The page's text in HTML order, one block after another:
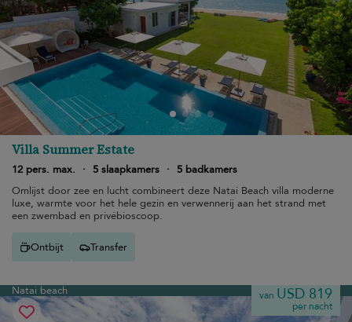
Villa Summer Estate
12 pers. max. · 5 slaapkamers ·
5 badkamers
Omlijst door zee en lucht combineert deze Natai Beach villa moderne
luxe, warmte voor het hele gezin en verwennerij aan het strand met
een zwembad en privébioscoop.
Ontbijt Transfer
Natai beach van USD 819
per nacht